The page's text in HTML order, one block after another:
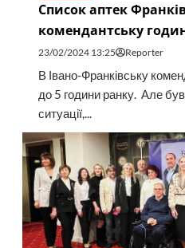
Список аптек
комендантську
23/02/2024 13:25 Reporter
В Івано-Франківську
до 5 години ранку. Але
ситуації,...